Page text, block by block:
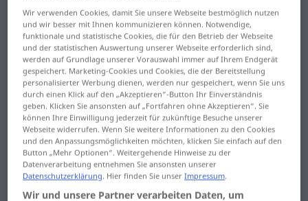
öde ... Öffnung
Öffnungszeiten ... Öl
ölen ... Ölpest
Ölsardinen ...
Österreich
Österreicher ... östlich
Wir verwenden Cookies, damit Sie unsere Webseite bestmöglich nutzen
und wir besser mit Ihnen kommunizieren können. Notwendige,
funktionale und statistische Cookies, die für den Betrieb der Webseite
und der statistischen Auswertung unserer Webseite erforderlich sind,
werden auf Grundlage unserer Vorauswahl immer auf Ihrem Endgerät
gespeichert. Marketing-Cookies und Cookies, die der Bereitstellung
personalisierter Werbung dienen, werden nur gespeichert, wenn Sie uns
durch einen Klick auf den „Akzeptieren“-Button Ihr Einverständnis
geben. Klicken Sie ansonsten auf „Fortfahren ohne Akzeptieren“. Sie
können Ihre Einwilligung jederzeit für zukünftige Besuche unserer
Webseite widerrufen. Wenn Sie weitere Informationen zu den Cookies
und den Anpassungsmöglichkeiten möchten, klicken Sie einfach auf den
Button „Mehr Optionen“. Weitergehende Hinweise zu der
Datenverarbeitung entnehmen Sie ansonsten unserer
Datenschutzerklärung. Hier finden Sie unserImpressum.
Wir und unsere Partner verarbeiten Daten, um